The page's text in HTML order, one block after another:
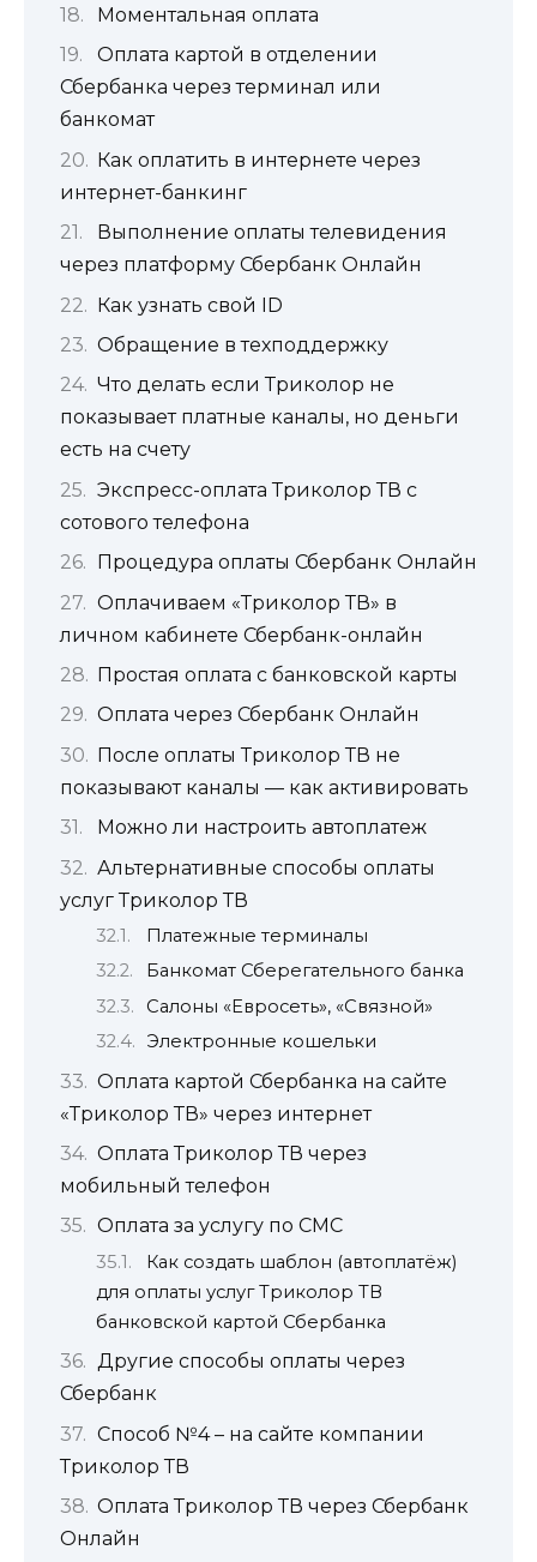
Моментальная оплата
Оплата картой в отделении
Сбербанка через терминал или
банкомат
Как оплатить в интернете через
интернет-банкинг
Выполнение оплаты телевидения
через платформу Сбербанк Онлайн
Как узнать свой ID
Обращение в техподдержку
Что делать если Триколор не
показывает платные каналы, но деньги
есть на счету
Экспресс-оплата Триколор ТВ с
сотового телефона
Процедура оплаты Сбербанк Онлайн
Оплачиваем «Триколор ТВ» в
личном кабинете Сбербанк-онлайн
Простая оплата с банковской карты
Оплата через Сбербанк Онлайн
После оплаты Триколор ТВ не
показывают каналы — как активировать
Можно ли настроить автоплатеж
Альтернативные способы оплаты
услуг Триколор ТВ
Платежные терминалы
Банкомат Сберегательного банка
Салоны «Евросеть», «Связной»
Электронные кошельки
Оплата картой Сбербанка на сайте
«Триколор ТВ» через интернет
Оплата Триколор ТВ через
мобильный телефон
Оплата за услугу по СМС
Как создать шаблон (автоплатёж)
для оплаты услуг Триколор ТВ
банковской картой Сбербанка
Другие способы оплаты через
Сбербанк
Способ №4 – на сайте компании
Триколор ТВ
Оплата Триколор ТВ через Сбербанк
Онлайн